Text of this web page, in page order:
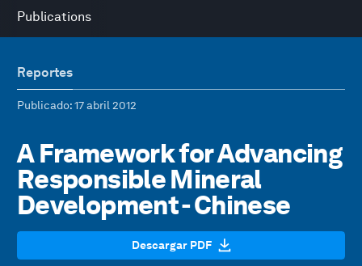
Publications
Reportes
Publicado: 17 abril 2012
A Framework for Advancing
Responsible Mineral
Development - Chinese
Descargar PDF